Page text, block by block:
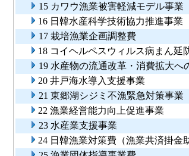
15 カワウ漁業被害軽減モデル事業
16 日韓水産科学技術協力推進事業
17 栽培漁業企画調整費
18 コイヘルペスウィルス病まん延
19 水産物の流通改革・消費拡大へ
20 井戸海水導入支援事業
21 東郷湖シジミ不漁緊急対策事業
22 漁業経営能力向上促進事業
23 水産業支援事業
24 日韓漁業対策費（漁業共済掛金